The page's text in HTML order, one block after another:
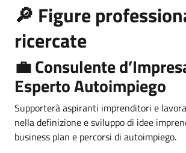
🔎 Figure
ricercate
💼 Consulente
Esperto Autoimpiego
Supporterà aspiranti imprenditori e
nella definizione e sviluppo di idee
business plan e percorsi di autoimpiego.